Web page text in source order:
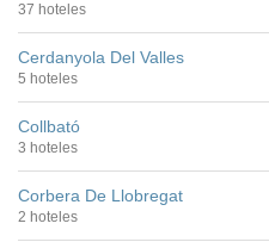
37 hoteles
Cerdanyola Del Valles
5 hoteles
Collbató
3 hoteles
Corbera De Llobregat
2 hoteles